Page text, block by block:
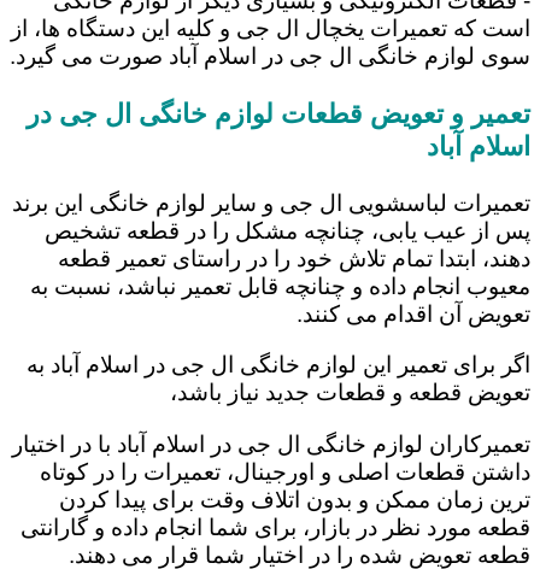
است که تعمیرات یخچال ال جی و کلیه این دستگاه ها، از
سوی لوازم خانگی ال جی در اسلام آباد صورت می گیرد.
تعمیر و تعویض قطعات لوازم خانگی ال جی در
اسلام آباد
تعمیرات لباسشویی ال جی و سایر لوازم خانگی این برند
پس از عیب یابی، چنانچه مشکل را در قطعه تشخیص
دهند، ابتدا تمام تلاش خود را در راستای تعمیر قطعه
معیوب انجام داده و چنانچه قابل تعمیر نباشد، نسبت به
تعویض آن اقدام می کنند.
اگر برای تعمیر این لوازم خانگی ال جی در اسلام آباد به
تعویض قطعه و قطعات جدید نیاز باشد،
تعمیرکاران لوازم خانگی ال جی در اسلام آباد با در اختیار
داشتن قطعات اصلی و اورجینال، تعمیرات را در کوتاه
ترین زمان ممکن و بدون اتلاف وقت برای پیدا کردن
قطعه مورد نظر در بازار، برای شما انجام داده و گارانتی
قطعه تعویض شده را در اختیار شما قرار می دهند.